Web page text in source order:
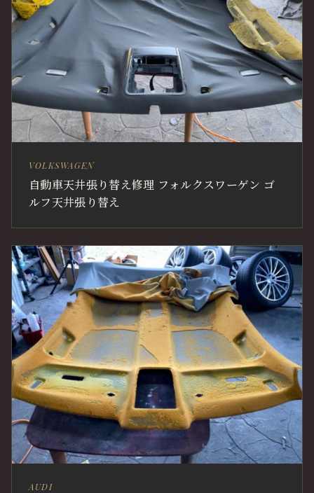
VOLKSWAGEN
自動車天井張り替え修理 フォルクスワーゲン ゴ
ルフ天井張り替え
AUDI